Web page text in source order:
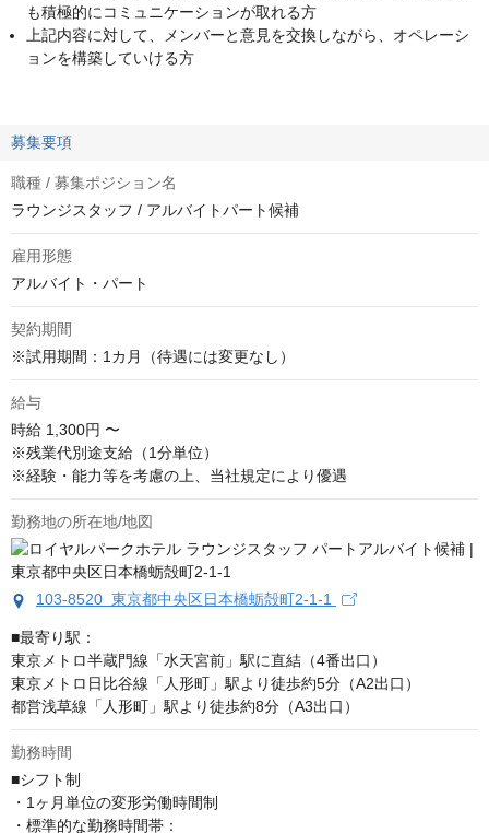
も積極的にコミュニケーションが取れる方
上記内容に対して、メンバーと意見を交換しながら、オペレーシ
ョンを構築していける方
募集要項
職種 / 募集ポジション名
ラウンジスタッフ / アルバイトパート候補
雇用形態
アルバイト・パート
契約期間
※試用期間：1カ月（待遇には変更なし）
給与
時給 1,300円 〜
※残業代別途支給（1分単位）
※経験・能力等を考慮の上、当社規定により優遇
勤務地の所在地/地図
103-8520 東京都中央区日本橋蛎殻町2-1-1
■最寄り駅：
東京メトロ半蔵門線「水天宮前」駅に直結（4番出口）
東京メトロ日比谷線「人形町」駅より徒歩約5分（A2出口）
都営浅草線「人形町」駅より徒歩約8分（A3出口）
勤務時間
■シフト制
・1ヶ月単位の変形労働時間制
・標準的な勤務時間帯：